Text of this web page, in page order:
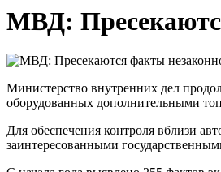
МВД:
Министерство внутренних дел
оборудованных дополнительными
Для обеспечения контроля вблизи
заинтересованными